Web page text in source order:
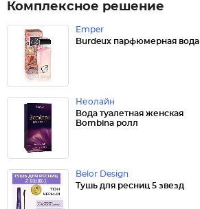
Комплексное решение
Emper
Burdeux парфюмерная вода
Неолайн
Вода туалетная женская
Bombina ролл
Belor Design
Тушь для ресниц 5 звезд